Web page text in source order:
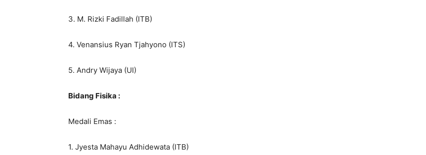
3. M. Rizki Fadillah (ITB)
4. Venansius Ryan Tjahyono (ITS)
5. Andry Wijaya (UI)
Bidang Fisika :
Medali Emas :
1. Jyesta Mahayu Adhidewata (ITB)